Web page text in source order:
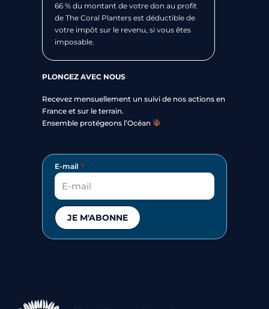
66 % du montant de votre don au profit
de The Coral Planters est déductible de
votre impôt sur le revenu, si vous êtes
imposable.
PLONGEZ AVEC NOUS
Recevez mensuellement un suivi de nos actions en
France et sur le terrain.
Ensemble protégeons l’Océan
E-mail
JE M'ABONNE